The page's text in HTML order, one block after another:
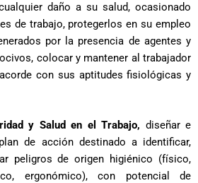
daño a su salud, ocasionado
de trabajo, protegerlos en su empleo
por la presencia de agentes y
colocar y mantener al trabajador
con sus aptitudes fisiológicas y
y Salud en el Trabajo, diseñar e
de acción destinado a identificar,
peligros de origen higiénico (físico,
ergonómico), con potencial de